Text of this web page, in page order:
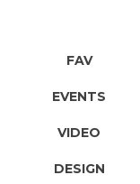
FAV
EVENTS
VIDEO
DESIGN